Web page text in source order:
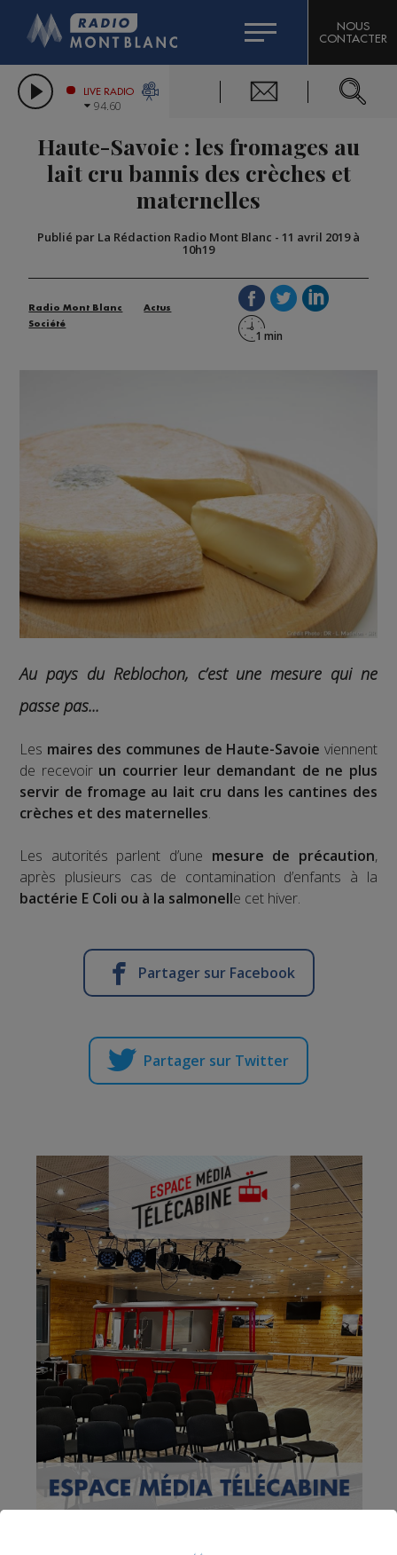
LES CHRONIQUES DE L'EXPERT
CITIZEN MACHINERY
GRAND MASSIF DOMAINES SKIABLES
BIGARD
COMPAGNIE DU MONT-BLANC
NOUS
CONTACTER
LIVE RADIO
94.60
Haute-Savoie : les fromages au
lait cru bannis des crèches et
maternelles
Publié par La Rédaction Radio Mont Blanc - 11 avril 2019 à
10h19
Radio Mont Blanc
Actus
Société
Au pays du Reblochon, c’est une mesure qui ne
passe pas...
Les maires des communes de Haute-Savoie viennent
de recevoirun courrier leur demandant de ne plus
servir de fromage au lait cru dans les cantines des
crèches et des maternelles.
Les autorités parlent d’une mesure de précaution,
après plusieurs cas de contamination d’enfants à la
bactérie E Coli ou à la salmonelle cet hiver.
Partager sur Facebook
Partager sur Twitter